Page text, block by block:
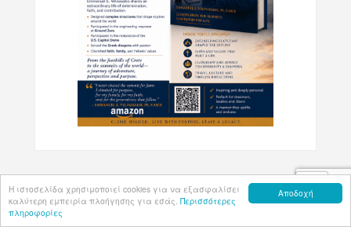
Αποδοχή
Η ιστοσελίδα χρησιμοποιεί cookies για να εξασφαλίσει
καλύτερη εμπειρία πλοήγησης για εσάς. Περισσότερες
πληροφορίες
ΧΡΗΣΙΜΟΙ ΣΥΝΔΕΣΜΟΙ